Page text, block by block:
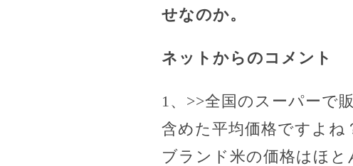
せなのか。
ネットからのコメント
1、>>全国のスーパーで
含めた平均価格ですよ
ブランド米の価格はほと